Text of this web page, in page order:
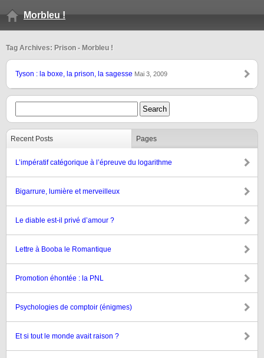
Morbleu !
Tag Archives: Prison - Morbleu !
Tyson : la boxe, la prison, la sagesse Mai 3, 2009
Recent Posts Pages
L’impératif catégorique à l’épreuve du logarithme
Bigarrure, lumière et merveilleux
Le diable est-il privé d’amour ?
Lettre à Booba le Romantique
Promotion éhontée : la PNL
Psychologies de comptoir (énigmes)
Et si tout le monde avait raison ?